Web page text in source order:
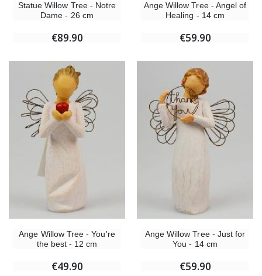
Statue Willow Tree - Notre
Dame - 26 cm
€89.90
Ange Willow Tree - Angel of
Healing - 14 cm
€59.90
Ange Willow Tree - You're
the best - 12 cm
€49.90
Ange Willow Tree - Just for
You - 14 cm
€59.90